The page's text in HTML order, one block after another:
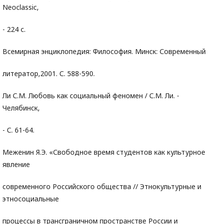
Neoclassic,
- 224 с.
Всемирная энциклопедия: Философия. Минск: Современный
литератор,2001. С. 588-590.
Ли С.М. Любовь как социальный феномен / С.М. Ли. -
Челябинск,
- С. 61-64.
Меженин Я.Э. «Свободное время студентов как культурное
явление
современного Российского общества // Этнокультурные и
этносоциальные
процессы в трансграничном пространстве России и